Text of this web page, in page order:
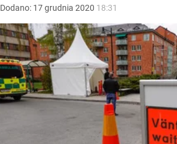
Dodano: 17grudnia 2020 18:31